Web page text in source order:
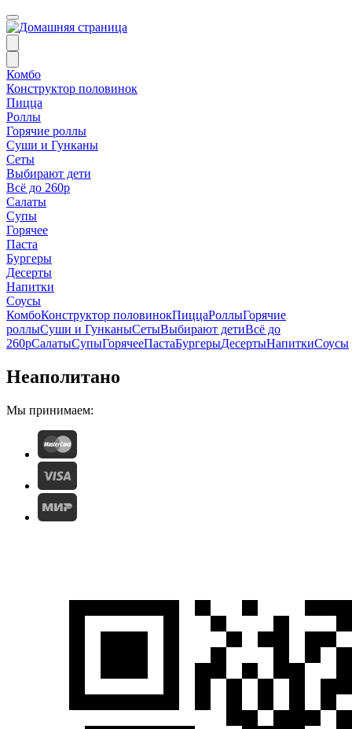
Комбо
Конструктор половинок
Пицца
Роллы
Горячие роллы
Суши и Гунканы
Сеты
Выбирают дети
Всё до 260р
Салаты
Супы
Горячее
Паста
Бургеры
Десерты
Напитки
Соусы
КомбоКонструктор половинокПиццаРоллыГорячие
роллыСуши и ГунканыСетыВыбирают детиВсё до
260рСалатыСупыГорячееПастаБургерыДесертыНапиткиСоусы
Неаполитано
Мы принимаем: